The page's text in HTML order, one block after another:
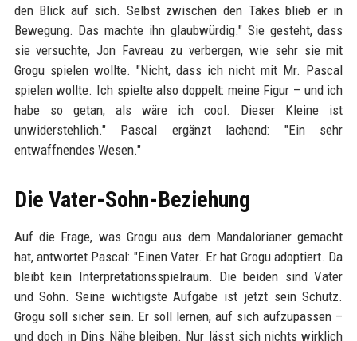
den Blick auf sich. Selbst zwischen den Takes blieb er in
Bewegung. Das machte ihn glaubwürdig." Sie gesteht, dass
sie versuchte, Jon Favreau zu verbergen, wie sehr sie mit
Grogu spielen wollte. "Nicht, dass ich nicht mit Mr. Pascal
spielen wollte. Ich spielte also doppelt: meine Figur – und ich
habe so getan, als wäre ich cool. Dieser Kleine ist
unwiderstehlich." Pascal ergänzt lachend: "Ein sehr
entwaffnendes Wesen."
Die Vater-Sohn-Beziehung
Auf die Frage, was Grogu aus dem Mandalorianer gemacht
hat, antwortet Pascal: "Einen Vater. Er hat Grogu adoptiert. Da
bleibt kein Interpretationsspielraum. Die beiden sind Vater
und Sohn. Seine wichtigste Aufgabe ist jetzt sein Schutz.
Grogu soll sicher sein. Er soll lernen, auf sich aufzupassen –
und doch in Dins Nähe bleiben. Nur lässt sich nichts wirklich